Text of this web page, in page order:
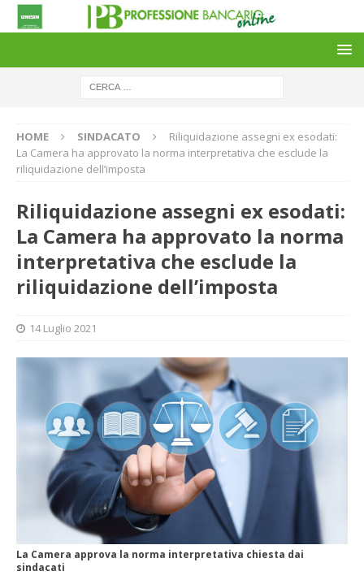
HOME SINDACATO
Riliquidazione assegni ex esodati:
La Camera ha approvato la norma interpretativa che esclude la
riliquidazione dell’imposta
Riliquidazione assegni ex esodati:
La Camera ha approvato la norma
interpretativa che esclude la
riliquidazione dell’imposta
14 Luglio 2021
La Camera approva la norma interpretativa chiesta dai
sindacati